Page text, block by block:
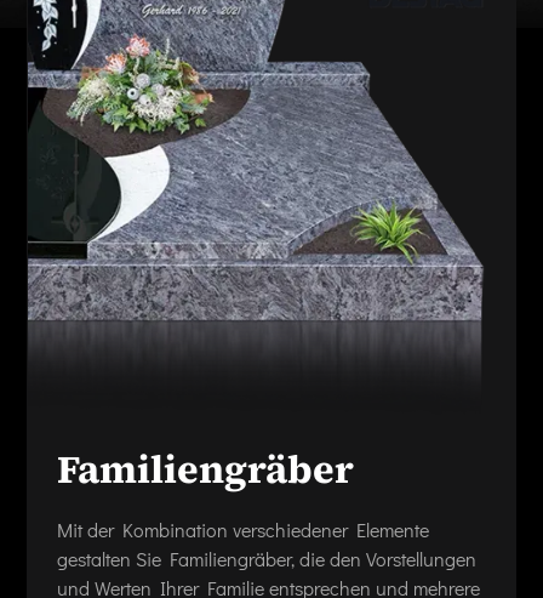
Familiengräber
Mit der Kombination verschiedener Elemente
gestalten Sie Familiengräber, die den Vorstellungen
und Werten Ihrer Familie entsprechen und mehrere